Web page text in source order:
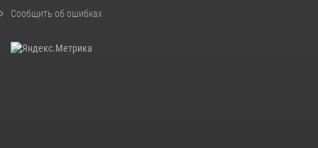
Сообщить об ошибках